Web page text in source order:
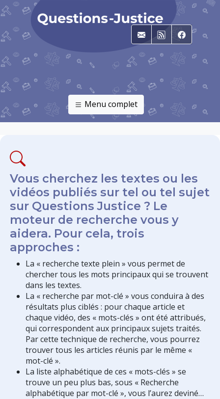
E-mailRSS
Menu complet
Vous cherchez les textes ou les
vidéos publiés sur tel ou tel sujet
sur Questions Justice ? Le
moteur de recherche vous y
aidera. Pour cela, trois
approches :
La « recherche texte plein » vous permet de
chercher tous les mots principaux qui se trouvent
dans les textes.
La « recherche par mot-clé » vous conduira à des
résultats plus ciblés : pour chaque article et
chaque vidéo, des « mots-clés » ont été attribués,
qui correspondent aux principaux sujets traités.
Par cette technique de recherche, vous pourrez
trouver tous les articles réunis par le même «
mot-clé ».
La liste alphabétique de ces « mots-clés » se
trouve un peu plus bas, sous « Recherche
alphabétique par mot-clé », vous l’aurez deviné…